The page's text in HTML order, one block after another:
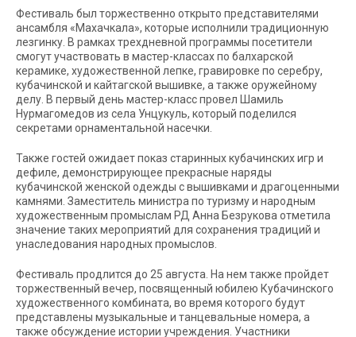
Фестиваль был торжественно открыто представителями
ансамбля «Махачкала», которые исполнили традиционную
лезгинку. В рамках трехдневной программы посетители
смогут участвовать в мастер-классах по балхарской
керамике, художественной лепке, гравировке по серебру,
кубачинской и кайтагской вышивке, а также оружейному
делу. В первый день мастер-класс провел Шамиль
Нурмагомедов из села Унцукуль, который поделился
секретами орнаментальной насечки.
Также гостей ожидает показ старинных кубачинских игр и
дефиле, демонстрирующее прекрасные наряды
кубачинской женской одежды с вышивками и драгоценными
камнями. Заместитель министра по туризму и народным
художественным промыслам РД Анна Безрукова отметила
значение таких мероприятий для сохранения традиций и
унаследования народных промыслов.
Фестиваль продлится до 25 августа. На нем также пройдет
торжественный вечер, посвященный юбилею Кубачинского
художественного комбината, во время которого будут
представлены музыкальные и танцевальные номера, а
также обсуждение истории учреждения. Участники